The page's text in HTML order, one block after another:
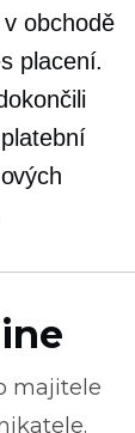
obchodě
placení.
majitele